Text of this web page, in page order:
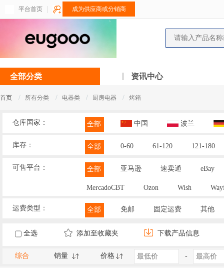
平台首页 成为供应商或分销商
全部分类 资讯中心
首页 / 所有分类 / 电器类 / 厨房电器 / 烤箱
仓库国家： 全部 中国 波兰
库存： 全部 0-60 61-120 121-180
可售平台： 全部 亚马逊 速卖通 eBay
MercadoCBT Ozon Wish
运费类型： 全部 免邮 固定运费 其他
全选 添加至收藏夹 下载产品信息
综合 销量 价格 -